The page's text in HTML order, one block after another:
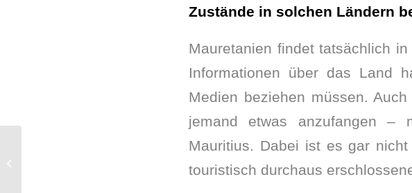
Zustände in solchen Ländern
Mauretanien findet tatsächlich
Informationen über das Land
Medien beziehen müssen.
jemand etwas anzufangen –
Mauritius. Dabei ist es gar
touristisch durchaus